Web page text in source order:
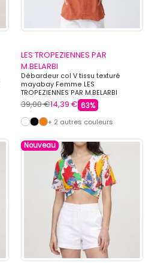
LES TROPEZIENNES PAR
M.BELARBI
Débardeur col V tissu texturé
mayabay Femme LES
TROPEZIENNES PAR M.BELARBI
39,00 €14,39 € 63%
+ 2 autres couleurs
Nouveau